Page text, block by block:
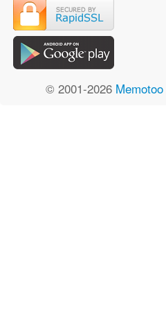
© 2001-2026 Memotoo